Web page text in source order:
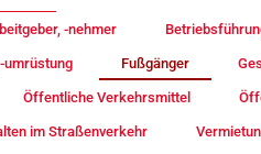
-nehmer
umrüstung Fußgänger
Öffentliche Verkehrsmittel
im Straßenverkehr